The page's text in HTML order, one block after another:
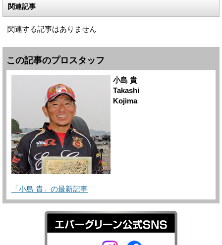
関連記事
関連する記事はありません
この記事のプロスタッフ
小島 貴
Takashi
Kojima
「小島 貴」の最新記事